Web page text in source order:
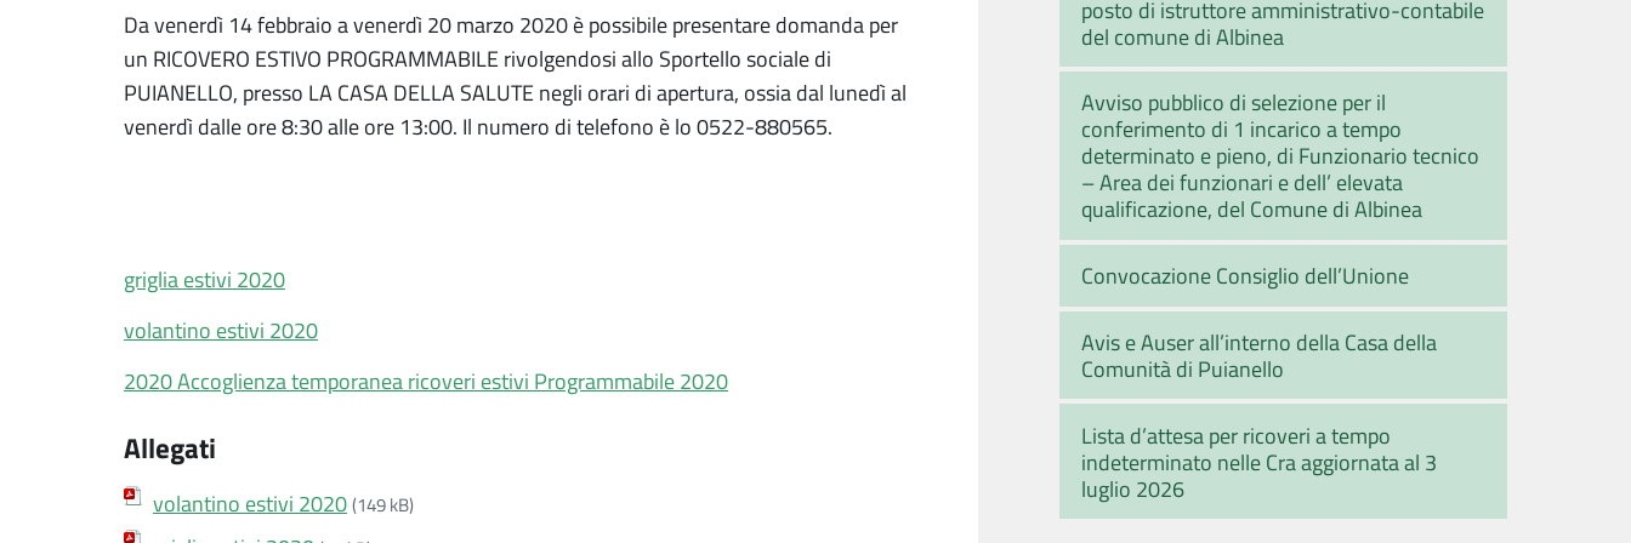
Da venerdì 14 febbraio a venerdì 20 marzo 2020 è possibile presentare domanda per
un RICOVERO ESTIVO PROGRAMMABILE rivolgendosi allo Sportello sociale di
PUIANELLO, presso LA CASA DELLA SALUTE negli orari di apertura, ossia dal lunedì al
venerdì dalle ore 8:30 alle ore 13:00. Il numero di telefono è lo 0522-880565.
griglia estivi 2020
volantino estivi 2020
2020 Accoglienza temporanea ricoveri estivi Programmabile 2020
Allegati
volantino estivi 2020(149 kB)
posto di istruttore amministrativo-contabile
del comune di Albinea
Avviso pubblico di selezione per il
conferimento di 1 incarico a tempo
determinato e pieno, di Funzionario tecnico
– Area dei funzionari e dell’ elevata
qualificazione, del Comune di Albinea
Convocazione Consiglio dell’Unione
Avis e Auser all’interno della Casa della
Comunità di Puianello
Lista d’attesa per ricoveri a tempo
indeterminato nelle Cra aggiornata al 3
luglio 2026